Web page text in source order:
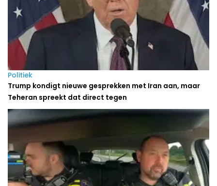
Politiek
Trump kondigt nieuwe gesprekken met Iran aan, maar
Teheran spreekt dat direct tegen